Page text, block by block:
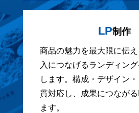
LP制作
商品の魅力を最大限に伝
入につなげるランディン
します。構成・デザイン
貫対応し、成果につなが
ます。